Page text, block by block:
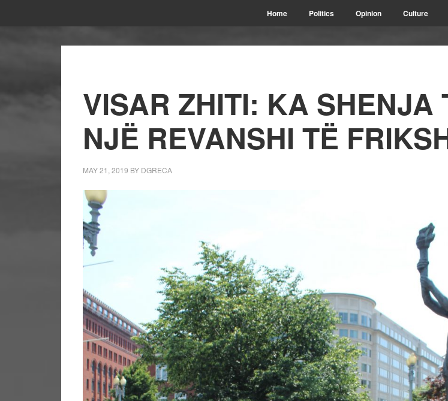
Home Politics Opinion Culture
VISAR ZHITI: KA SHENJA
NJË REVANSHI TË
MAY 21, 2019 BY DGRECA